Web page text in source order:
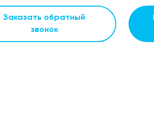
Заказать обратный
звонок